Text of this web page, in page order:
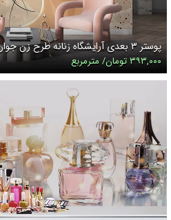
پوستر ۳ بعدی آرایشگاه زنانه طرح زن جوان آسیایی
۳۹۳,۰۰۰ تومان/ مترمربع